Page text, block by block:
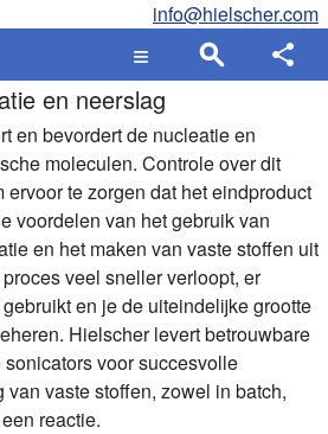
info@hielscher.com
en neerslag
en bevordert de nucleatie en
moleculen. Controle over dit
te zorgen dat het eindproduct
voordelen van het gebruik van
en het maken van vaste stoffen uit
veel sneller verloopt, er
en je de uiteindelijke grootte
Hielscher levert betrouwbare
voor succesvolle
vaste stoffen, zowel in batch,
reactie.